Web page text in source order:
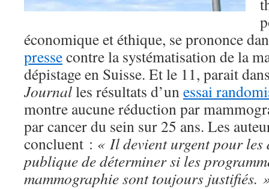
économique et éthique, se prononce
pressecontre la systématisation de la
dépistage en Suisse. Et le 11, parait
Journalles résultats d’unessai
montre aucune réduction par
par cancer du sein sur 25 ans. Les
concluent : « Il devient urgent pour les
publique de déterminer si les
mammographie sont toujours justifiés.